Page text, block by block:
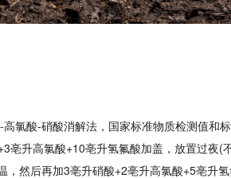
氯酸-硝酸消解法，国家标准物质检测值和
升高氯酸+10亳升氢氟酸加盖，放置过夜(
然后再加3亳升硝酸+2亳升高氯酸+5亳升